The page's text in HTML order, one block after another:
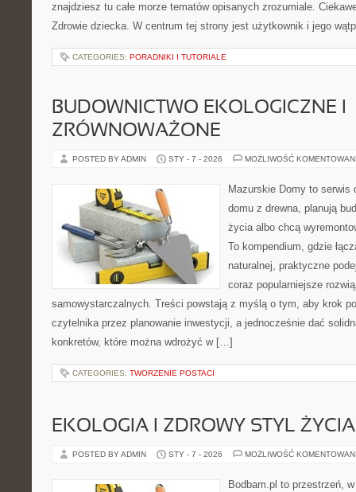
znajdziesz tu całe morze tematów opisanych zrozumiale.
Zdrowie dziecka. W centrum tej strony jest użytkownik i jego
CATEGORIES: PORADNIKI I TUTORIALE
BUDOWNICTWO EKOLOGICZNE I
ZRÓWNOWAŻONE
POSTED BY ADMIN STY - 7 - 2026 MOŻLIWOŚĆ
Mazurskie Domy to serwis
domu z drewna, planują
życia albo chcą
To kompendium, gdzie
naturalnej, praktyczne
coraz popularniejsze
samowystarczalnych. Treści powstają z myślą o tym, aby krok
czytelnika przez planowanie inwestycji, a jednocześnie dać
konkretów, które można wdrożyć w […]
CATEGORIES: TWORZENIE POSTACI
EKOLOGIA I ZDROWY STYL ŻYCIA
POSTED BY ADMIN STY - 7 - 2026 MOŻLIWOŚĆ
Bodbam.pl to przestrzeń,